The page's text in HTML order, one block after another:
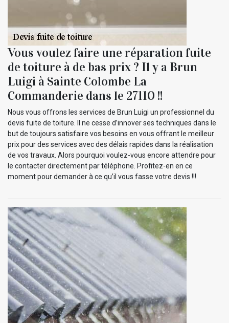
Vous voulez faire une réparation fuite
de toiture à de bas prix ? Il y a Brun
Luigi à Sainte Colombe La
Commanderie dans le 27110 !!
Nous vous offrons les services de Brun Luigi un professionnel du
devis fuite de toiture. Il ne cesse d’innover ses techniques dans le
but de toujours satisfaire vos besoins en vous offrant le meilleur
prix pour des services avec des délais rapides dans la réalisation
de vos travaux. Alors pourquoi voulez-vous encore attendre pour
le contacter directement par téléphone. Profitez-en en ce
moment pour demander à ce qu’il vous fasse votre devis !!!